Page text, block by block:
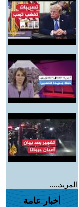
المزيد.....
أخبار عامة